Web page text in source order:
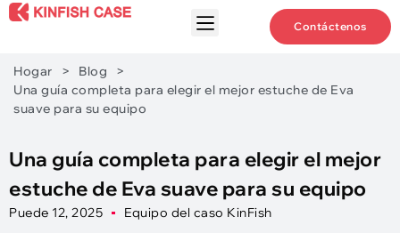
Contáctenos
Hogar > Blog
>
Una guía completa para elegir el mejor estuche de Eva
suave para su equipo
Una guía completa para elegir el mejor
estuche de Eva suave para su equipo
Puede 12, 2025 Equipo del caso KinFish